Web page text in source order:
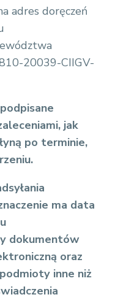
adres doręczeń
20039-CIIGV-
jak
po terminie,
ma data
dokumentów
oraz
inne niż